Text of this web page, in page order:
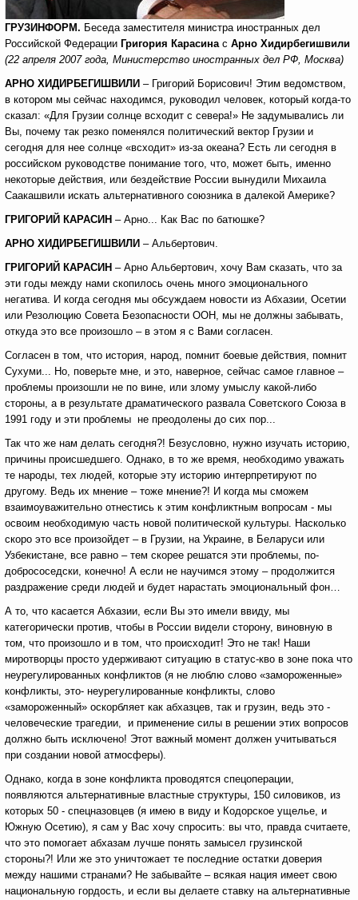
ГРУЗИНФОРМ. Беседа заместителя министра иностранных дел
Российской Федерации Григория Карасинас Арно Хидирбегишвили
(22 апреля 2007 года, Министерство иностранных дел РФ, Москва)
АРНО ХИДИРБЕГИШВИЛИ – Григорий Борисович! Этим ведомством,
в котором мы сейчас находимся, руководил человек, который когда-то
сказал: «Для Грузии солнце всходит с севера!» Не задумывались ли
Вы, почему так резко поменялся политический вектор Грузии и
сегодня для нее солнце «всходит» из-за океана? Есть ли сегодня в
российском руководстве понимание того, что, может быть, именно
некоторые действия, или бездействие России вынудили Михаила
Саакашвили искать альтернативного союзника в далекой Америке?
ГРИГОРИЙ КАРАСИН – Арно... Как Вас по батюшке?
АРНО ХИДИРБЕГИШВИЛИ – Альбертович.
ГРИГОРИЙ КАРАСИН – Арно Альбертович, хочу Вам сказать, что за
эти годы между нами скопилось очень много эмоционального
негатива. И когда сегодня мы обсуждаем новости из Абхазии, Осетии
или Резолюцию Совета Безопасности ООН, мы не должны забывать,
откуда это все произошло – в этом я с Вами согласен.
Согласен в том, что история, народ, помнит боевые действия, помнит
Сухуми... Но, поверьте мне, и это, наверное, сейчас самое главное –
проблемы произошли не по вине, или злому умыслу какой-либо
стороны, а в результате драматического развала Советского Союза в
1991 году и эти проблемы не преодолены до сих пор...
Так что же нам делать сегодня?! Безусловно, нужно изучать историю,
причины происшедшего. Однако, в то же время, необходимо уважать
те народы, тех людей, которые эту историю интерпретируют по
другому. Ведь их мнение – тоже мнение?! И когда мы сможем
взаимоуважительно отнестись к этим конфликтным вопросам - мы
освоим необходимую часть новой политической культуры. Насколько
скоро это все произойдет – в Грузии, на Украине, в Беларуси или
Узбекистане, все равно – тем скорее решатся эти проблемы, по-
добрососедски, конечно! А если не научимся этому – продолжится
раздражение среди людей и будет нарастать эмоциональный фон…
А то, что касается Абхазии, если Вы это имели ввиду, мы
категорически против, чтобы в России видели сторону, виновную в
том, что произошло и в том, что происходит! Это не так! Наши
миротворцы просто удерживают ситуацию в статус-кво в зоне пока что
неурегулированных конфликтов (я не люблю слово «замороженные»
конфликты, это- неурегулированные конфликты, слово
«замороженный» оскорбляет как абхазцев, так и грузин, ведь это -
человеческие трагедии, и применение силы в решении этих вопросов
должно быть исключено! Этот важный момент должен учитываться
при создании новой атмосферы).
Однако, когда в зоне конфликта проводятся спецоперации,
появляются альтернативные властные структуры, 150 силовиков, из
которых 50 - спецназовцев (я имею в виду и Кодорское ущелье, и
Южную Осетию), я сам у Вас хочу спросить: вы что, правда считаете,
что это помогает абхазам лучше понять замысел грузинской
стороны?! Или же это уничтожает те последние остатки доверия
между нашими странами? Не забывайте – всякая нация имеет свою
национальную гордость, и если вы делаете ставку на альтернативные